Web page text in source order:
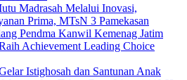
Madrasah Melalui Inovasi,
Prima, MTsN 3 Pamekasan
Pendma Kanwil Kemenag Jatim
Achievement Leading Choice
Istighosah dan Santunan Anak